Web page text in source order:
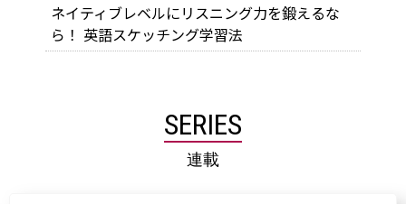
ネイティブレベルにリスニング力を鍛えるな
ら！ 英語スケッチング学習法
SERIES
連載